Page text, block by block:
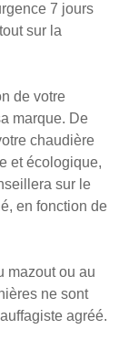
7 jours
sur la
de votre
marque. De
chaudière
et écologique,
sur le
en fonction de
mazout ou au
ne sont
agréé.